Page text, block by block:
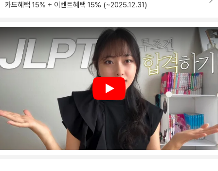
카드혜택 15% + 이벤트혜택 15% (~2025.12.31)
Play